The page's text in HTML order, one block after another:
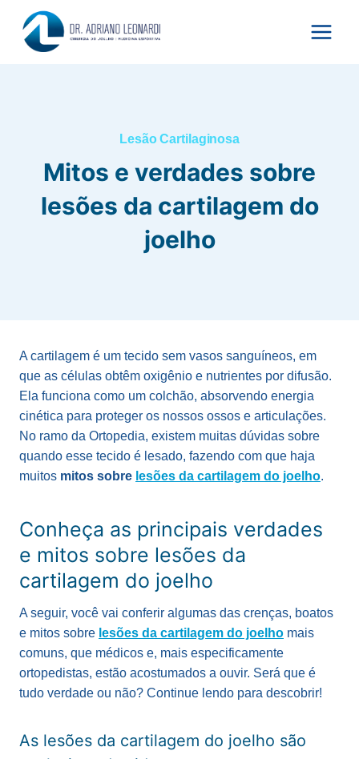
para
Lesão Cartilaginosa
Mitos e verdades sobre
lesões da cartilagem do
joelho
A cartilagem é um tecido sem vasos sanguíneos, em
que as células obtêm oxigênio e nutrientes por difusão.
Ela funciona como um colchão, absorvendo energia
cinética para proteger os nossos ossos e articulações.
No ramo da Ortopedia, existem muitas dúvidas sobre
quando esse tecido é lesado, fazendo com que haja
muitos mitos sobre lesões da cartilagem do joelho.
Conheça as principais verdades
e mitos sobre lesões da
cartilagem do joelho
A seguir, você vai conferir algumas das crenças, boatos
e mitos sobre lesões da cartilagem do joelho mais
comuns, que médicos e, mais especificamente
ortopedistas, estão acostumados a ouvir. Será que é
tudo verdade ou não? Continue lendo para descobrir!
As lesões da cartilagem do joelho são